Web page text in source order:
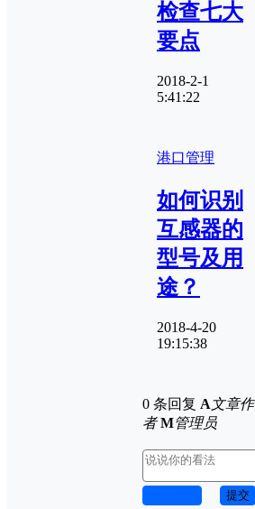
检查七大
要点
2018-2-1
5:41:22
港口管理
如何识别
互感器的
型号及用
途？
2018-4-20
19:15:38
0 条回复 A文章作
者 M管理员
提交